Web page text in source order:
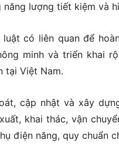
lượng tiết kiệm và
có liên quan để
minh và triển khai
tại Việt Nam.
cập nhật và xây
khai thác, vận
điện năng, quy chuẩn